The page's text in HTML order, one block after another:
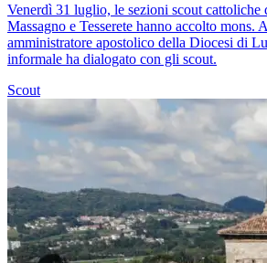
Venerdì 31 luglio, le sezioni scout cattoliche
Massagno e Tesserete hanno accolto mons.
amministratore apostolico della Diocesi di
informale ha dialogato con gli scout.
Scout